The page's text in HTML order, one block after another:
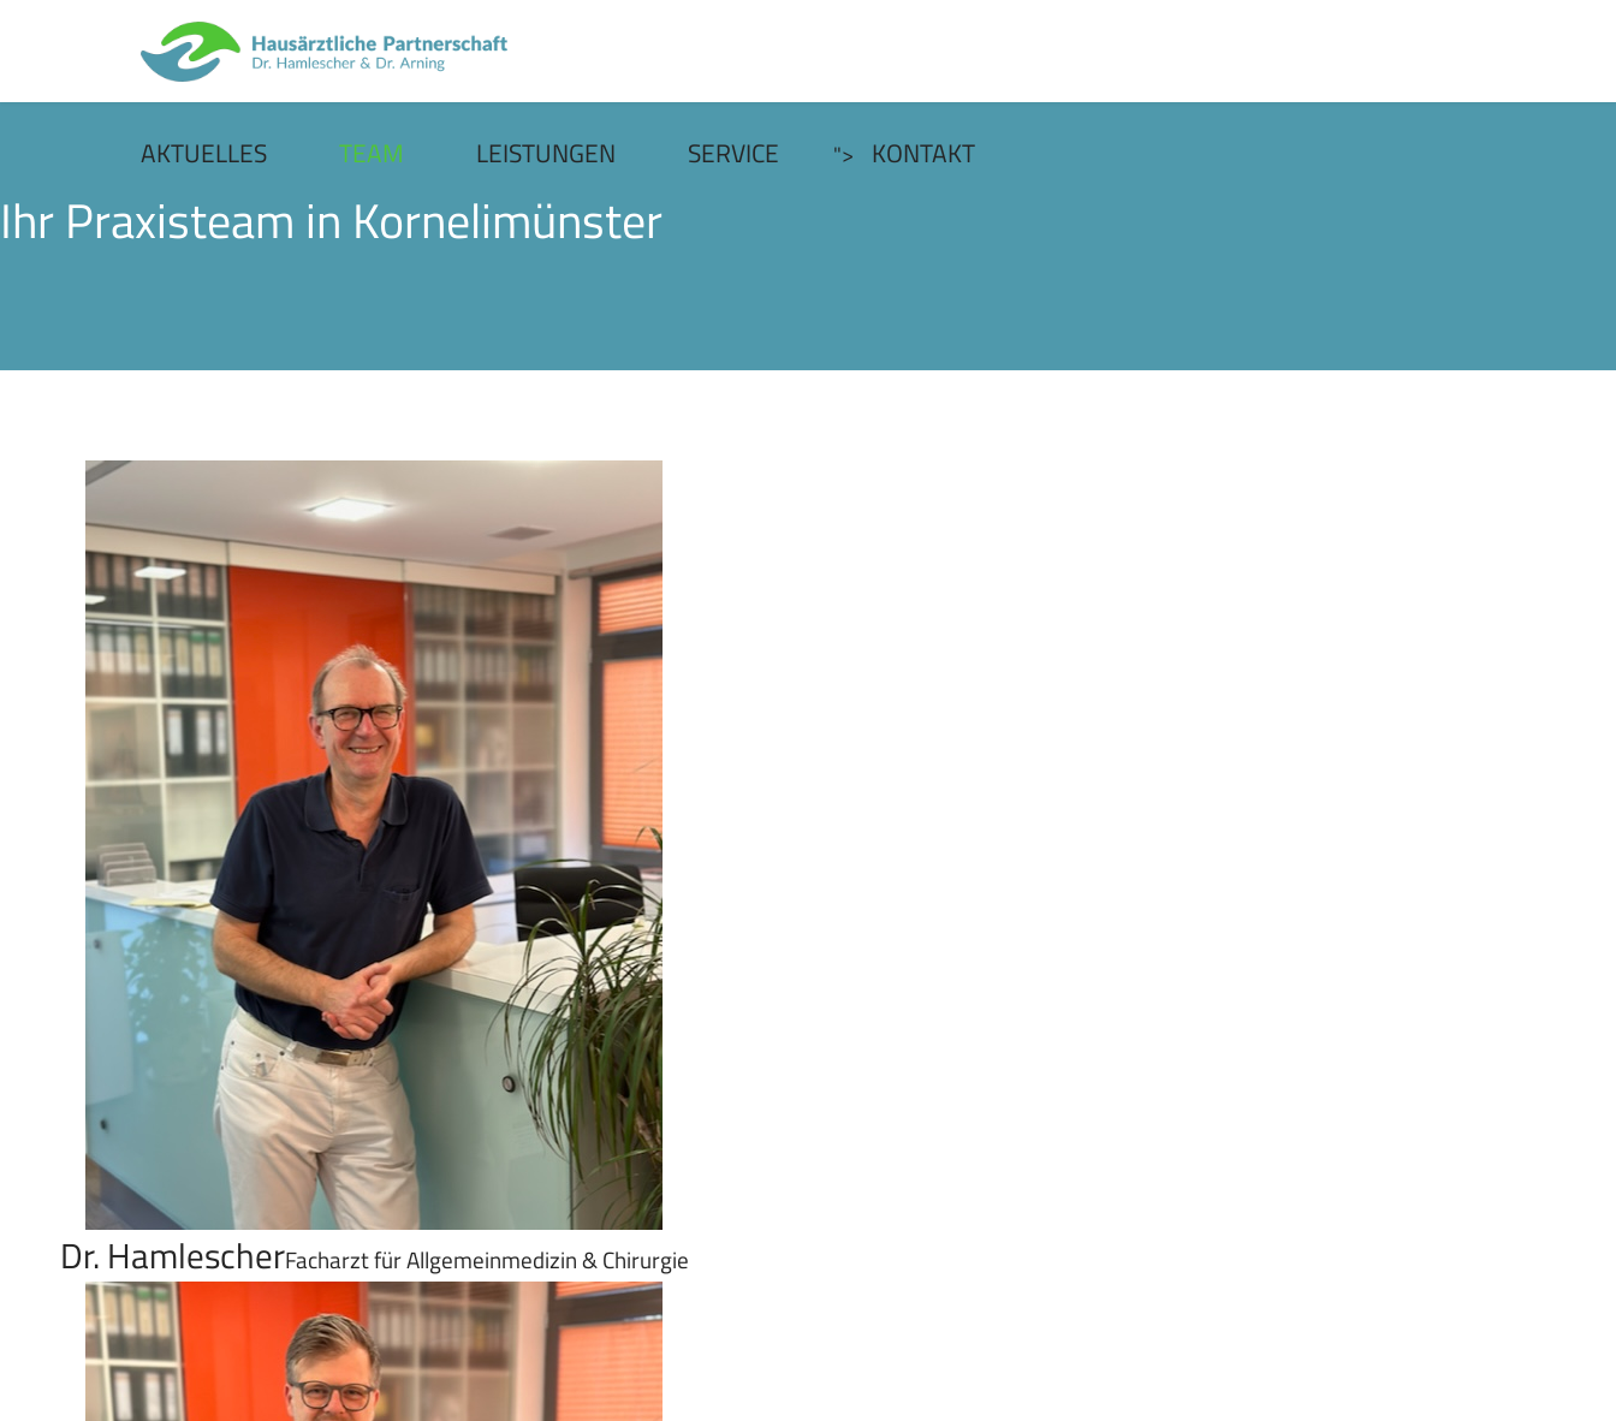
AKTUELLES TEAM LEISTUNGEN SERVICE "> KONTAKT
Ihr Praxisteam in Kornelimünster
Dr. HamlescherFacharzt für Allgemeinmedizin & Chirurgie